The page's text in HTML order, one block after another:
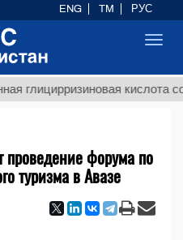
кислота
проведение форума по
туризма в Авазе
ENG TM РУС